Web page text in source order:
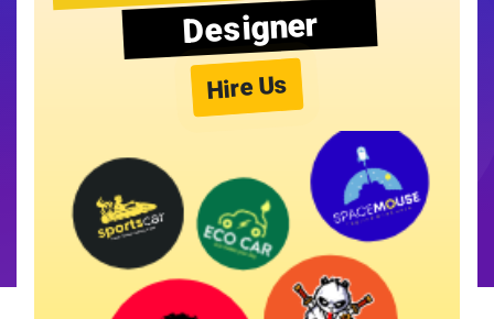
Designer
Hire Us